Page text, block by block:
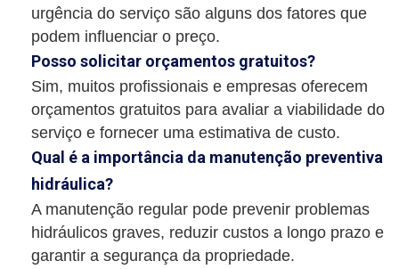
urgência do serviço são alguns dos fatores que
podem influenciar o preço.
Posso solicitar orçamentos gratuitos?
Sim, muitos profissionais e empresas oferecem
orçamentos gratuitos para avaliar a viabilidade do
serviço e fornecer uma estimativa de custo.
Qual é a importância da manutenção preventiva
hidráulica?
A manutenção regular pode prevenir problemas
hidráulicos graves, reduzir custos a longo prazo e
garantir a segurança da propriedade.